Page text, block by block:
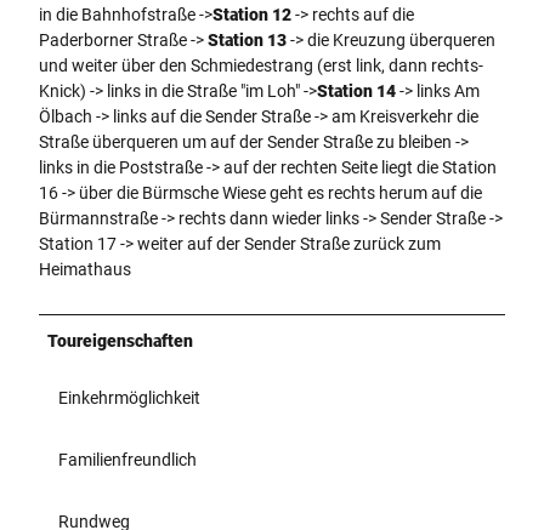
in die Bahnhofstraße ->Station 12-> rechts auf die
Paderborner Straße ->Station 13-> die Kreuzung überqueren
und weiter über den Schmiedestrang (erst link, dann rechts-
Knick) -> links in die Straße "im Loh" ->Station 14-> links Am
Ölbach -> links auf die Sender Straße -> am Kreisverkehr die
Straße überqueren um auf der Sender Straße zu bleiben ->
links in die Poststraße -> auf der rechten Seite liegt die Station
16 -> über die Bürmsche Wiese geht es rechts herum auf die
Bürmannstraße -> rechts dann wieder links -> Sender Straße ->
Station 17 -> weiter auf der Sender Straße zurück zum
Heimathaus
Toureigenschaften
Einkehrmöglichkeit
Familienfreundlich
Rundweg